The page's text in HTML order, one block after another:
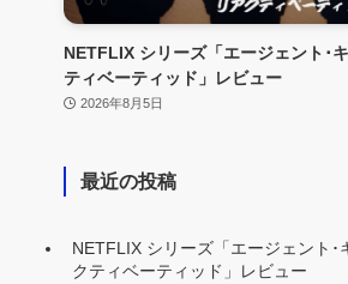
NETFLIX シリーズ「エージェント･
ティベーティッド」レビュー
2026年8月5日
最近の投稿
NETFLIX シリーズ「エージェント･
クティベーティッド」レビュー